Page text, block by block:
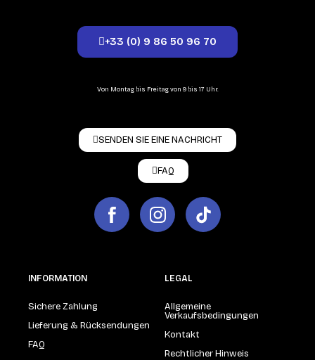
+33 (0) 9 86 50 96 70
Von Montag bis Freitag von 9 bis 17 Uhr.
SENDEN SIE EINE NACHRICHT
FAQ
INFORMATION
Sichere Zahlung
Lieferung & Rücksendungen
FAQ
LEGAL
Allgemeine
Verkaufsbedingungen
Kontakt
Rechtlicher Hinweis